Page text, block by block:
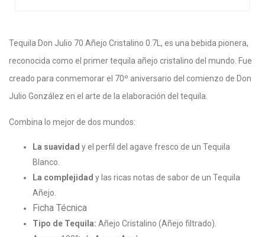
Tequila Don Julio 70 Añejo Cristalino 0.7L, es una bebida pionera,
reconocida como el primer tequila añejo cristalino del mundo. Fue
creado para conmemorar el 70º aniversario del comienzo de Don
Julio González en el arte de la elaboración del tequila.
Combina lo mejor de dos mundos:
La suavidad y el perfil del agave fresco de un Tequila
Blanco.
La complejidad y las ricas notas de sabor de un Tequila
Añejo.
Ficha Técnica
Tipo de Tequila: Añejo Cristalino (Añejo filtrado).